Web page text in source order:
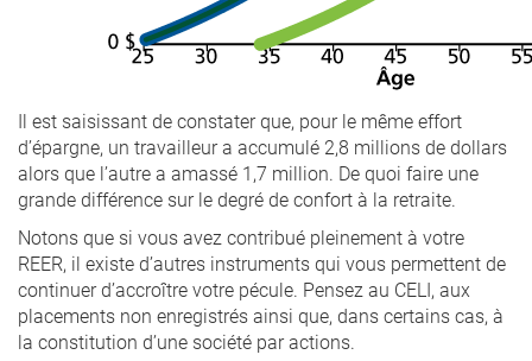
Il est saisissant de constater que, pour le même effort
d’épargne, un travailleur a accumulé 2,8 millions de dollars
alors que l’autre a amassé 1,7 million. De quoi faire une
grande différence sur le degré de confort à la retraite.
Notons que si vous avez contribué pleinement à votre
REER, il existe d’autres instruments qui vous permettent de
continuer d’accroître votre pécule. Pensez au CELI, aux
placements non enregistrés ainsi que, dans certains cas, à
la constitution d’une société par actions.